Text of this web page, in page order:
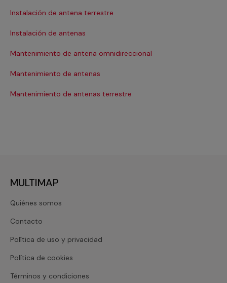
Instalación de antena terrestre
Instalación de antenas
Mantenimiento de antena omnidireccional
Mantenimiento de antenas
Mantenimiento de antenas terrestre
MULTIMAP
Quiénes somos
Contacto
Política de uso y privacidad
Política de cookies
Términos y condiciones